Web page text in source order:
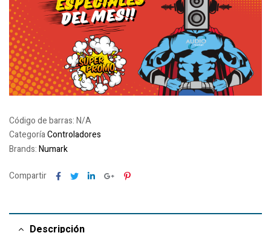
Código de barras:N/A
CategoríaControladores
Brands:Numark
Compartir Facebook
TwitterLinkedinGoogle+Pinterest
Descripción